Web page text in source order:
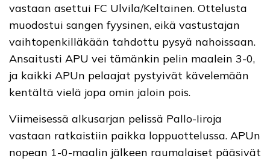
vastaan asettui FC Ulvila/Keltainen. Ottelusta
muodostui sangen fyysinen, eikä vastustajan
vaihtopenkilläkään tahdottu pysyä nahoissaan.
Ansaitusti APU vei tämänkin pelin maalein 3-0,
ja kaikki APUn pelaajat pystyivät kävelemään
kentältä vielä jopa omin jaloin pois.
Viimeisessä alkusarjan pelissä Pallo-Iiroja
vastaan ratkaistiin paikka loppuottelussa. APUn
nopean 1-0-maalin jälkeen raumalaiset pääsivät